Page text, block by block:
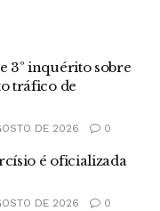
3º inquérito sobre
tráfico de
DE 2026 0
é oficializada
DE 2026 0